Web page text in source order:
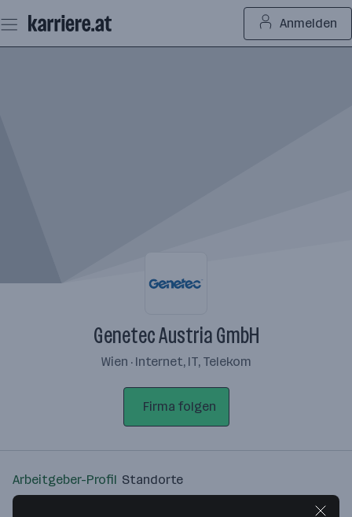
Seiteninhalt
springen
Anmelden
Genetec Austria GmbH
Wien · Internet, IT, Telekom
Firma folgen
Arbeitgeber-Profil Standorte